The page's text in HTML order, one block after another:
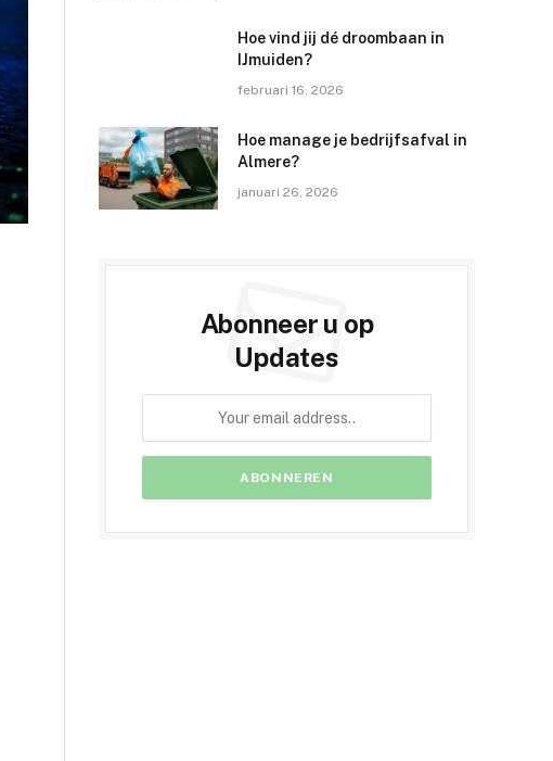
Hoe vind jij dé droombaan in
IJmuiden?
februari 16, 2026
Hoe manage je bedrijfsafval in
Almere?
januari 26, 2026
Abonneer u op
Updates